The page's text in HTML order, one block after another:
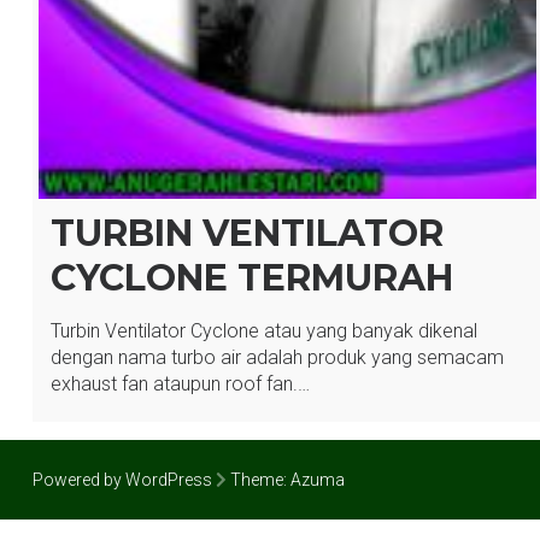
TURBIN VENTILATOR
CYCLONE TERMURAH
Turbin Ventilator Cyclone atau yang banyak dikenal
dengan nama turbo air adalah produk yang semacam
exhaust fan ataupun roof fan.…
Powered by WordPress Theme: Azuma